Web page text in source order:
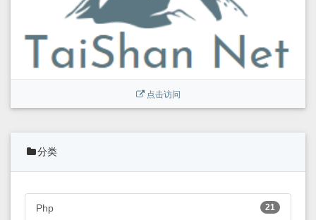
点击访问
分类
Php 21